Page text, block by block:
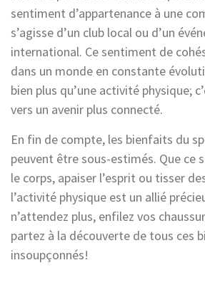
sentiment d’appartenance à une
s’agisse d’un club local ou d’un
international. Ce sentiment de
dans un monde en constante
bien plus qu’une activité physique;
vers un avenir plus connecté.
En fin de compte, les bienfaits du
peuvent être sous-estimés. Que ce
le corps, apaiser l’esprit ou tisser
l’activité physique est un allié
n’attendez plus, enfilez vos
partez à la découverte de tous ces
insoupçonnés!